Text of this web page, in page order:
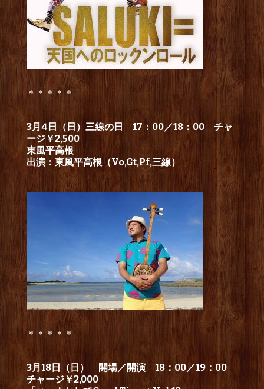
＊＊＊＊＊
3月4日（日）三線の日 17：00／18：00 チャ
ージ￥2,500
東風平高根
出演：東風平高根（Vo,Gt,Pf,三線）
＊＊＊＊＊
3月18日（日） 開場／開演 18：00／19：00
チャージ￥2,000